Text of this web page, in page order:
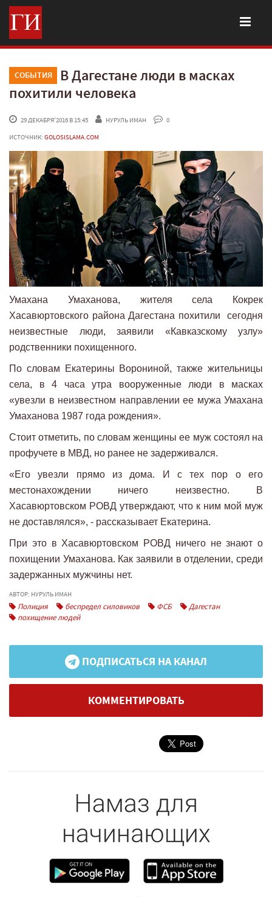
СОБЫТИЯ
В Дагестане люди в масках
похитили человека
29 ДЕКАБРЯ'2016 В 15:45 НУРУЛЬ ИМАН
0
ИСТОЧНИК: GOLOSISLAMA.COM
Умахана Умаханова, жителя села Кокрек
Хасавюртовского района Дагестана похитили сегодня
неизвестные люди, заявили «Кавказскому узлу»
родственники похищенного.
По словам Екатерины Ворониной, также жительницы
села, в 4 часа утра вооруженные люди в масках
«увезли в неизвестном направлении ее мужа Умахана
Умаханова 1987 года рождения».
Стоит отметить, по словам женщины ее муж состоял на
профучете в МВД, но ранее не задерживался.
«Его увезли прямо из дома. И с тех пор о его
местонахождении ничего неизвестно. В
Хасавюртовском РОВД утверждают, что к ним мой муж
не доставлялся», - рассказывает Екатерина.
При это в Хасавюртовском РОВД ничего не знают о
похищении Умаханова. Как заявили в отделении, среди
задержанных мужчины нет.
АВТОР: НУРУЛЬ ИМАН
Полиция беспредел силовиков ФСБ
Дагестан
похищение людей
ПОДПИСАТЬСЯ НА КАНАЛ
КОММЕНТИРОВАТЬ